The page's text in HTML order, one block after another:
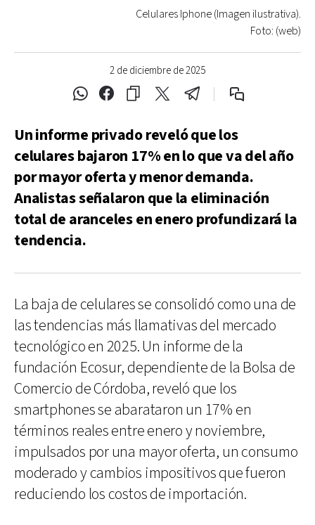
2 de diciembre de 2025
Celulares Iphone (Imagen ilustrativa).
Foto: (web)
Un informe privado reveló que los
celulares bajaron 17% en lo que va del año
por mayor oferta y menor demanda.
Analistas señalaron que la eliminación
total de aranceles en enero profundizará la
tendencia.
La baja de celulares se consolidó como una de
las tendencias más llamativas del mercado
tecnológico en 2025. Un informe de la
fundación Ecosur, dependiente de la Bolsa de
Comercio de Córdoba, reveló que los
smartphones se abarataron un 17% en
términos reales entre enero y noviembre,
impulsados por una mayor oferta, un consumo
moderado y cambios impositivos que fueron
reduciendo los costos de importación.